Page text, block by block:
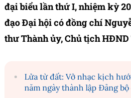
đại biểu lần thứ I, nhiệm kỳ
đạo Đại hội có đồng chí
thư Thành ủy, Chủ tịch HĐND
Lửa từ đất: Vở nhạc kịch
năm ngày thành lập Đảng